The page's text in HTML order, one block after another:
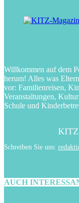
Willkommen auf dem
herum! Alles was
vor: Familienreisen,
Veranstaltungen,
Schule und
Schreiben Sie uns:
AUCH